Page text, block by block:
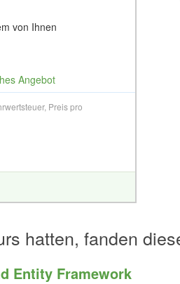
von Ihnen
Angebot
Preis pro
hatten, fanden
Entity Framework